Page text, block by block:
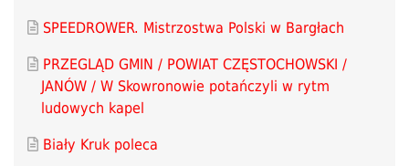
SPEEDROWER. Mistrzostwa Polski w Bargłach
PRZEGLĄD GMIN / POWIAT CZĘSTOCHOWSKI /
JANÓW / W Skowronowie potańczyli w rytm
ludowych kapel
Biały Kruk poleca